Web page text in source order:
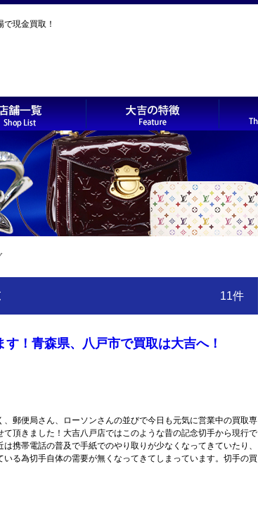
現金買取！
11件
！青森県、八戸市で買取は大吉へ！
郵便局さん、ローソンさんの並びで今日も元気に営業中の買取専
頂きました！大吉八戸店ではこのような昔の記念切手から現行で
携帯電話の普及で手紙でのやり取りが少なくなってきていたり、
る為切手自体の需要が無くなってきてしまっています。切手の買